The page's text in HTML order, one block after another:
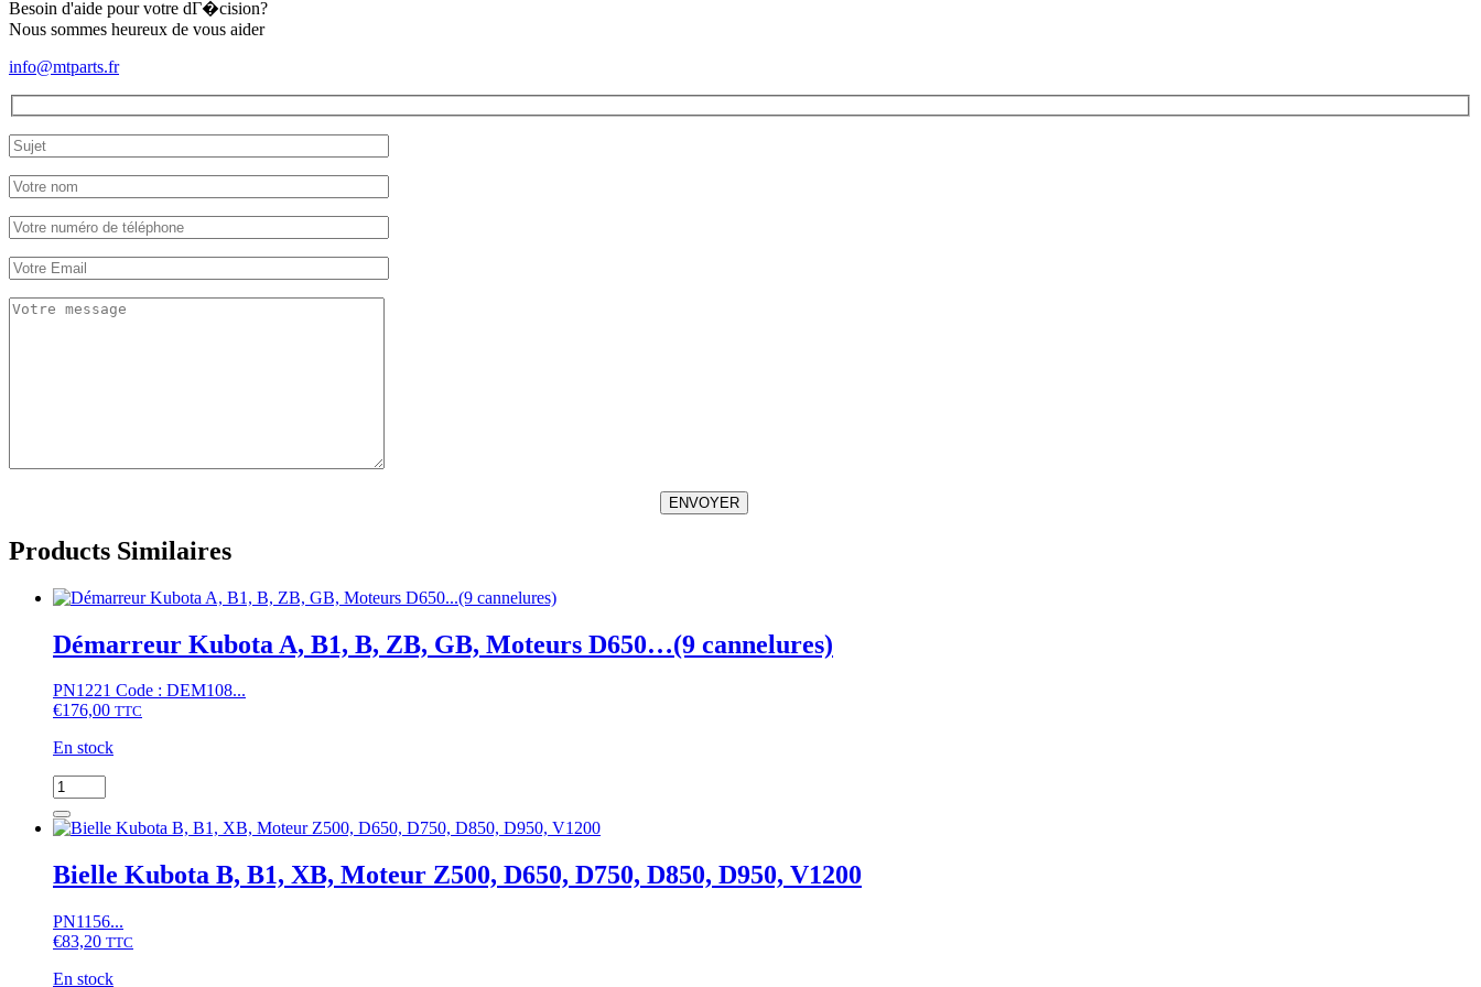
Besoin d'aide pour votre dГ�cision?
Nous sommes heureux de vous aider
info@mtparts.fr
ENVOYER
Products Similaires
Démarreur Kubota A, B1, B, ZB, GB, Moteurs D650…(9 cannelures)
PN1221 Code : DEM108...
€176,00 TTC
En stock
quantité
de
Démarreur
A,
B1,
ZB,
GB,
D650...
Bielle Kubota B, B1, XB, Moteur Z500, D650, D750, D850, D950, V1200
PN1156...
€83,20 TTC
En stock